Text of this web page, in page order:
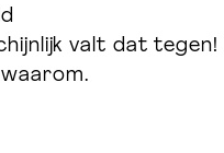
Don’t
be
valt dat tegen!